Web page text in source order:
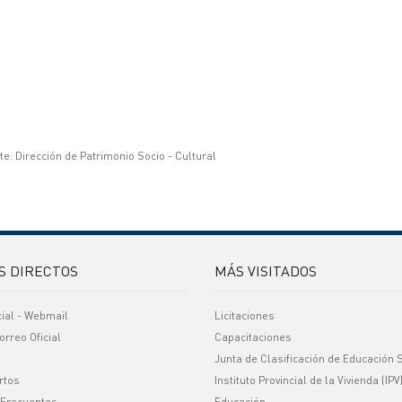
Dirección de Patrimonio Socio - Cultural
DIRECTOS
- Webmail
Oficial
MÁS VISITADOS
Licitaciones
Capacitaciones
Junta de Clasificación de Educación
Instituto Provincial de la Vivienda (IPV)